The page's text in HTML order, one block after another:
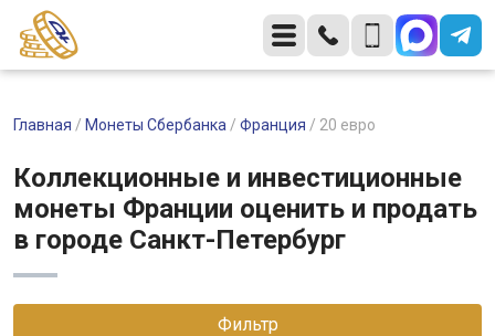
Главная / Монеты Сбербанка / Франция / 20 евро
Коллекционные и инвестиционные
монеты Франции оценить и продать
в городе Санкт-Петербург
Фильтр